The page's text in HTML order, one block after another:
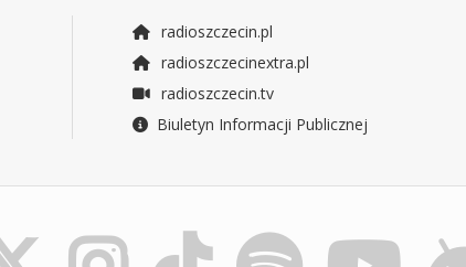
radioszczecin.pl
radioszczecinextra.pl
radioszczecin.tv
Biuletyn Informacji Publicznej